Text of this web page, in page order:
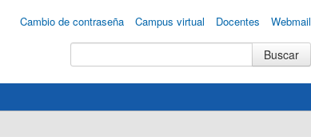
Cambio de contraseña Campus virtual Docentes Webmail